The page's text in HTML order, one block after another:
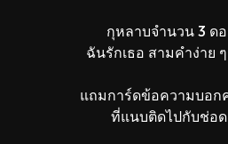
กุหลาบจำนวน 3 ด
ฉันรักเธอ สามคำง่าย
แถมการ์ดข้อความบอก
ที่แนบติดไปกับช่อ